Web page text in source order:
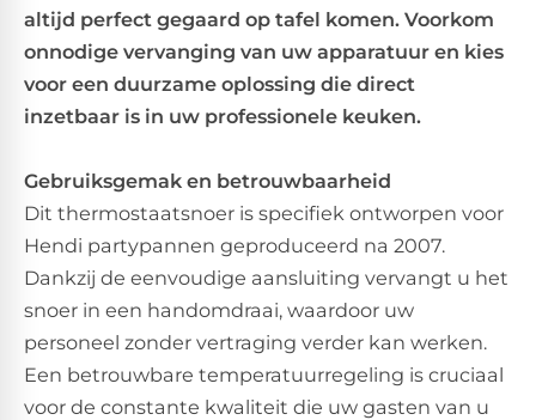
altijd perfect gegaard op tafel komen. Voorkom
onnodige vervanging van uw apparatuur en kies
voor een duurzame oplossing die direct
inzetbaar is in uw professionele keuken.
Gebruiksgemak en betrouwbaarheid
Dit thermostaatsnoer is specifiek ontworpen voor
Hendi partypannen geproduceerd na 2007.
Dankzij de eenvoudige aansluiting vervangt u het
snoer in een handomdraai, waardoor uw
personeel zonder vertraging verder kan werken.
Een betrouwbare temperatuurregeling is cruciaal
voor de constante kwaliteit die uw gasten van u